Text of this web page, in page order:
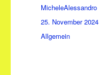
Autor
MicheleAlessandro
Veröffentlicht
am
25. November 2024
Kategorien
Allgemein